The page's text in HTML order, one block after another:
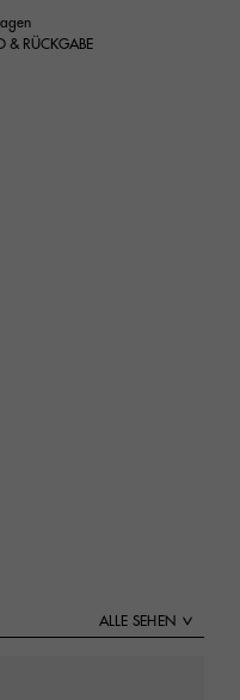
& RÜCKGABE
ALLE SEHEN